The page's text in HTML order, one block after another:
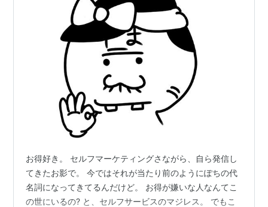
お得好き。 セルフマーケティングさながら、自ら発信し
てきたお影で。 今ではそれが当たり前のようにぽちの代
名詞になってきてるんだけど。 お得が嫌いな人なんてこ
の世にいるの? と、セルフサービスのマジレス。 でもこ